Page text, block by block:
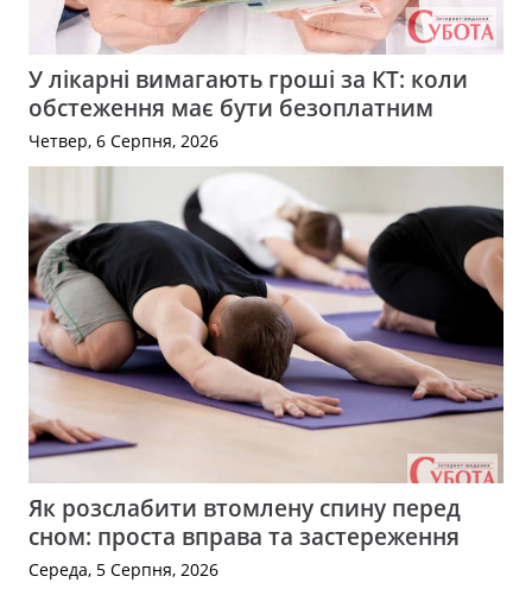
У лікарні вимагають гроші за КТ: коли
обстеження має бути безоплатним
Четвер, 6 Серпня, 2026
Як розслабити втомлену спину перед
сном: проста вправа та застереження
Середа, 5 Серпня, 2026